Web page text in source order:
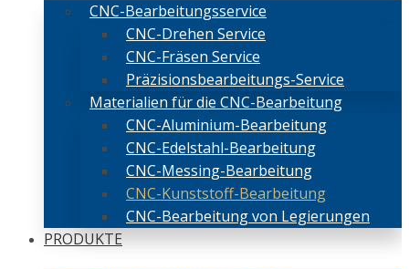
CNC-Bearbeitungsservice
CNC-Drehen Service
CNC-Fräsen Service
Präzisionsbearbeitungs-Service
Materialien für die CNC-Bearbeitung
CNC-Aluminium-Bearbeitung
CNC-Edelstahl-Bearbeitung
CNC-Messing-Bearbeitung
CNC-Kunststoff-Bearbeitung
CNC-Bearbeitung von Legierungen
PRODUKTE